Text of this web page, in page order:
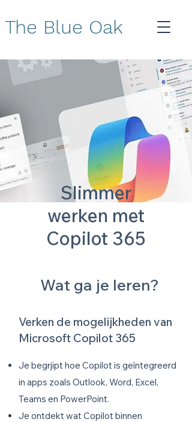
The Blue Oak
Slimmer
werken met
Copilot 365
Wat ga je leren?
Verken de mogelijkheden van
Microsoft Copilot 365
Je begrjipt hoe Copilot is geïntegreerd
in apps zoals Outlook, Word, Excel,
Teams en PowerPoint.
Je ontdekt wat Copilot binnen